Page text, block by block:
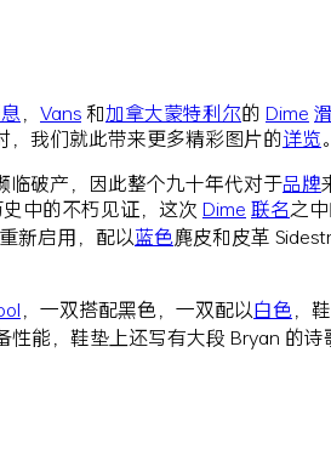
Vans和加拿大蒙特利尔的 Dime
，我们就此带来更多精彩图片的详览。
临破产，因此整个九十年代对于品牌
中的不朽见证，这次 Dime 联名之
新启用，配以蓝色麂皮和皮革
，一双搭配黑色，一双配以白色 ，
性能，鞋垫上还写有大段 Bryan 的